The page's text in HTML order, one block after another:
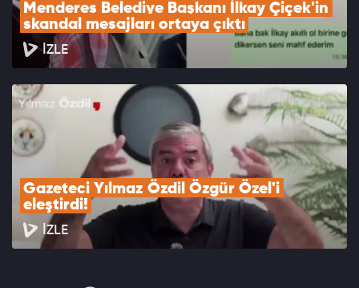
Menderes Belediye Başkanı İlkay Çiçek'in
skandal mesajları ortaya çıktı
İZLE
Gazeteci Yılmaz Özdil Özgür Özel'i
eleştirdi!
İZLE